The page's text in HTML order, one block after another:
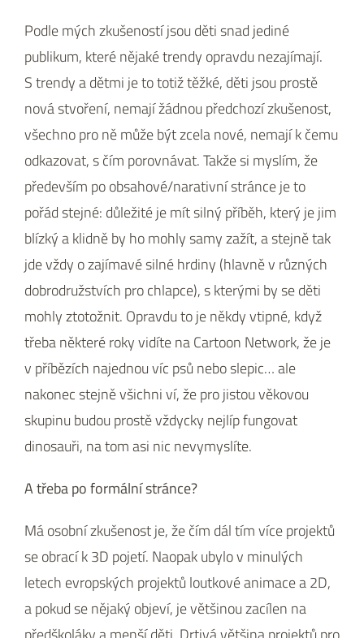
Podle mých zkušeností jsou děti snad jediné
publikum, které nějaké trendy opravdu nezajímají.
S trendy a dětmi je to totiž těžké, děti jsou prostě
nová stvoření, nemají žádnou předchozí zkušenost,
všechno pro ně může být zcela nové, nemají k čemu
odkazovat, s čím porovnávat. Takže si myslím, že
především po obsahové/narativní stránce je to
pořád stejné: důležité je mít silný příběh, který je jim
blízký a klidně by ho mohly samy zažít, a stejně tak
jde vždy o zajímavé silné hrdiny (hlavně v různých
dobrodružstvích pro chlapce), s kterými by se děti
mohly ztotožnit. Opravdu to je někdy vtipné, když
třeba některé roky vidíte na Cartoon Network, že je
v příbězích najednou víc psů nebo slepic… ale
nakonec stejně všichni ví, že pro jistou věkovou
skupinu budou prostě vždycky nejlíp fungovat
dinosauři, na tom asi nic nevymyslíte.
A třeba po formální stránce?
Má osobní zkušenost je, že čím dál tím více projektů
se obrací k 3D pojetí. Naopak ubylo v minulých
letech evropských projektů loutkové animace a 2D,
a pokud se nějaký objeví, je většinou zacílen na